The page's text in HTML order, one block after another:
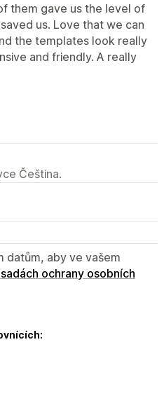
them gave us the level of
us. Love that we can
the templates look really
and friendly. A really
Čeština.
datům, aby ve vašem
ochrany osobních